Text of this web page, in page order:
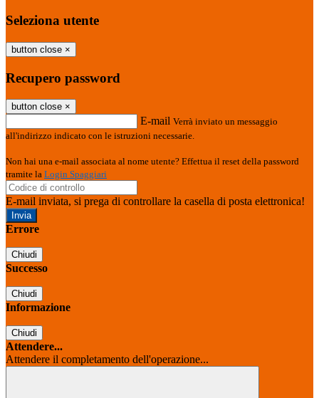
Seleziona utente
button close ×
Recupero password
button close ×
E-mail Verrà inviato un messaggio
all'indirizzo indicato con le istruzioni necessarie.
Non hai una e-mail associata al nome utente? Effettua il reset della password
tramite la Login Spaggiari
E-mail inviata, si prega di controllare la casella di posta elettronica!
Errore
Chiudi
Successo
Chiudi
Informazione
Chiudi
Attendere...
Attendere il completamento dell'operazione...